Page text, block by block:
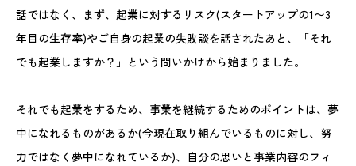
話ではなく、まず、起業に対するリスク(スタートアップの1〜3
年目の生存率)やご自身の起業の失敗談を話されたあと、「それ
でも起業しますか？」という問いかけから始まりました。
それでも起業をするため、事業を継続するためのポイントは、夢
中になれるものがあるか(今現在取り組んでいるものに対し、努
力ではなく夢中になれているか)、自分の思いと事業内容のフィ